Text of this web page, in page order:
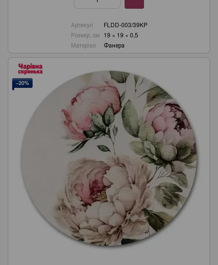
Артикул
FLDD-003/39KP
Розмір, см 19 × 19 × 0,5
Матеріал
Фанера
−20%